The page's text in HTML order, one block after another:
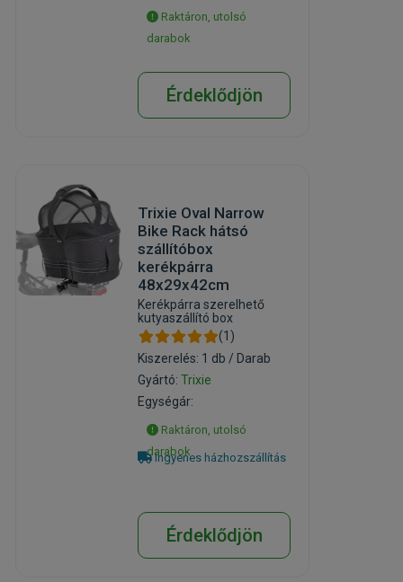
Raktáron, utolsó
darabok
Érdeklődjön
Trixie Oval Narrow
Bike Rack hátsó
szállítóbox
kerékpárra
48x29x42cm
Kerékpárra szerelhető
kutyaszállító box
(1)
Kiszerelés: 1 db / Darab
Gyártó:Trixie
Egységár:
Raktáron, utolsó
darabok
Ingyenes házhozszállítás
Érdeklődjön